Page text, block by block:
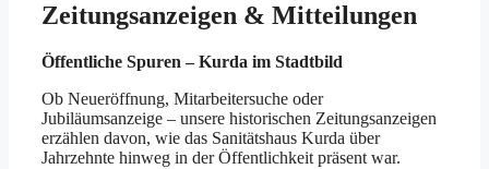
Zeitungsanzeigen & Mitteilungen
Öffentliche Spuren – Kurda im Stadtbild
Ob Neueröffnung, Mitarbeitersuche oder
Jubiläumsanzeige – unsere historischen Zeitungsanzeigen
erzählen davon, wie das Sanitätshaus Kurda über
Jahrzehnte hinweg in der Öffentlichkeit präsent war.